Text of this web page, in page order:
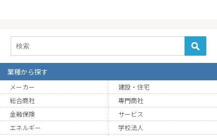
業種から探す
メーカー
建設・住宅
総合商社
専門商社
金融保険
サービス
エネルギー
学校法人